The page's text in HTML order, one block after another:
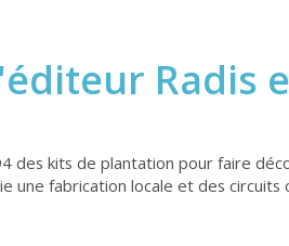
Radis
des kits de plantation pour faire
une fabrication locale et des